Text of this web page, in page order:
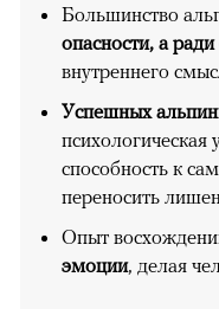
Большинство
опасности, а
внутреннего
Успешных
психологическая
способность к
переносить
Опыт
эмоции, делая